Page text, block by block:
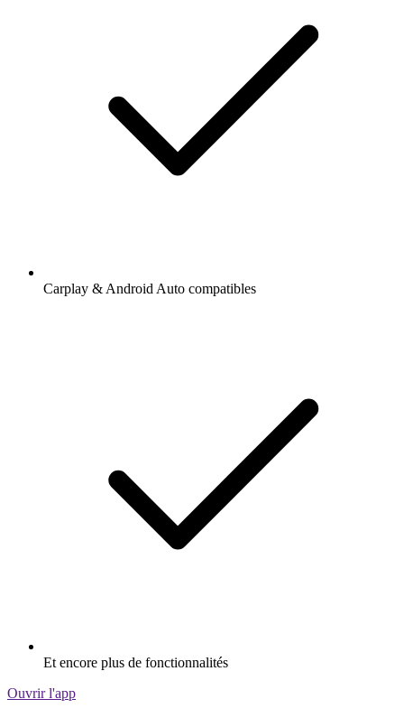
Carplay & Android Auto compatibles
Et encore plus de fonctionnalités
Ouvrir l'app